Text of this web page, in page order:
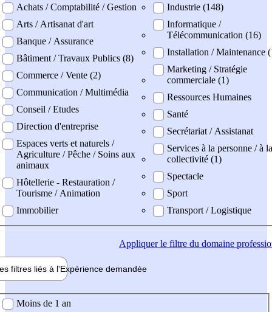
professionel
Achats / Comptabilité / Gestion
Arts / Artisanat d'art
Banque / Assurance
Bâtiment / Travaux Publics (8)
Commerce / Vente (2)
Communication / Multimédia
Conseil / Etudes
Direction d'entreprise
Espaces verts et naturels /
Agriculture / Pêche / Soins aux
animaux
Hôtellerie - Restauration /
Tourisme / Animation
Immobilier
Industrie (148)
Informatique /
Télécommunication (16)
Installation / Maintenance
Marketing / Stratégie
commerciale (1)
Ressources Humaines
Santé
Secrétariat / Assistanat
Services à la personne / à la
collectivité (1)
Spectacle
Sport
Transport / Logistique
Appliquerle filtre du domaine
filtres liés à l'Expérience demandée
demandée
Moins de 1 an